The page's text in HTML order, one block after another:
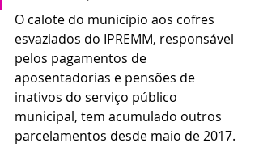
O calote do município aos cofres
esvaziados do IPREMM, responsável
pelos pagamentos de
aposentadorias e pensões de
inativos do serviço público
municipal, tem acumulado outros
parcelamentos desde maio de 2017.